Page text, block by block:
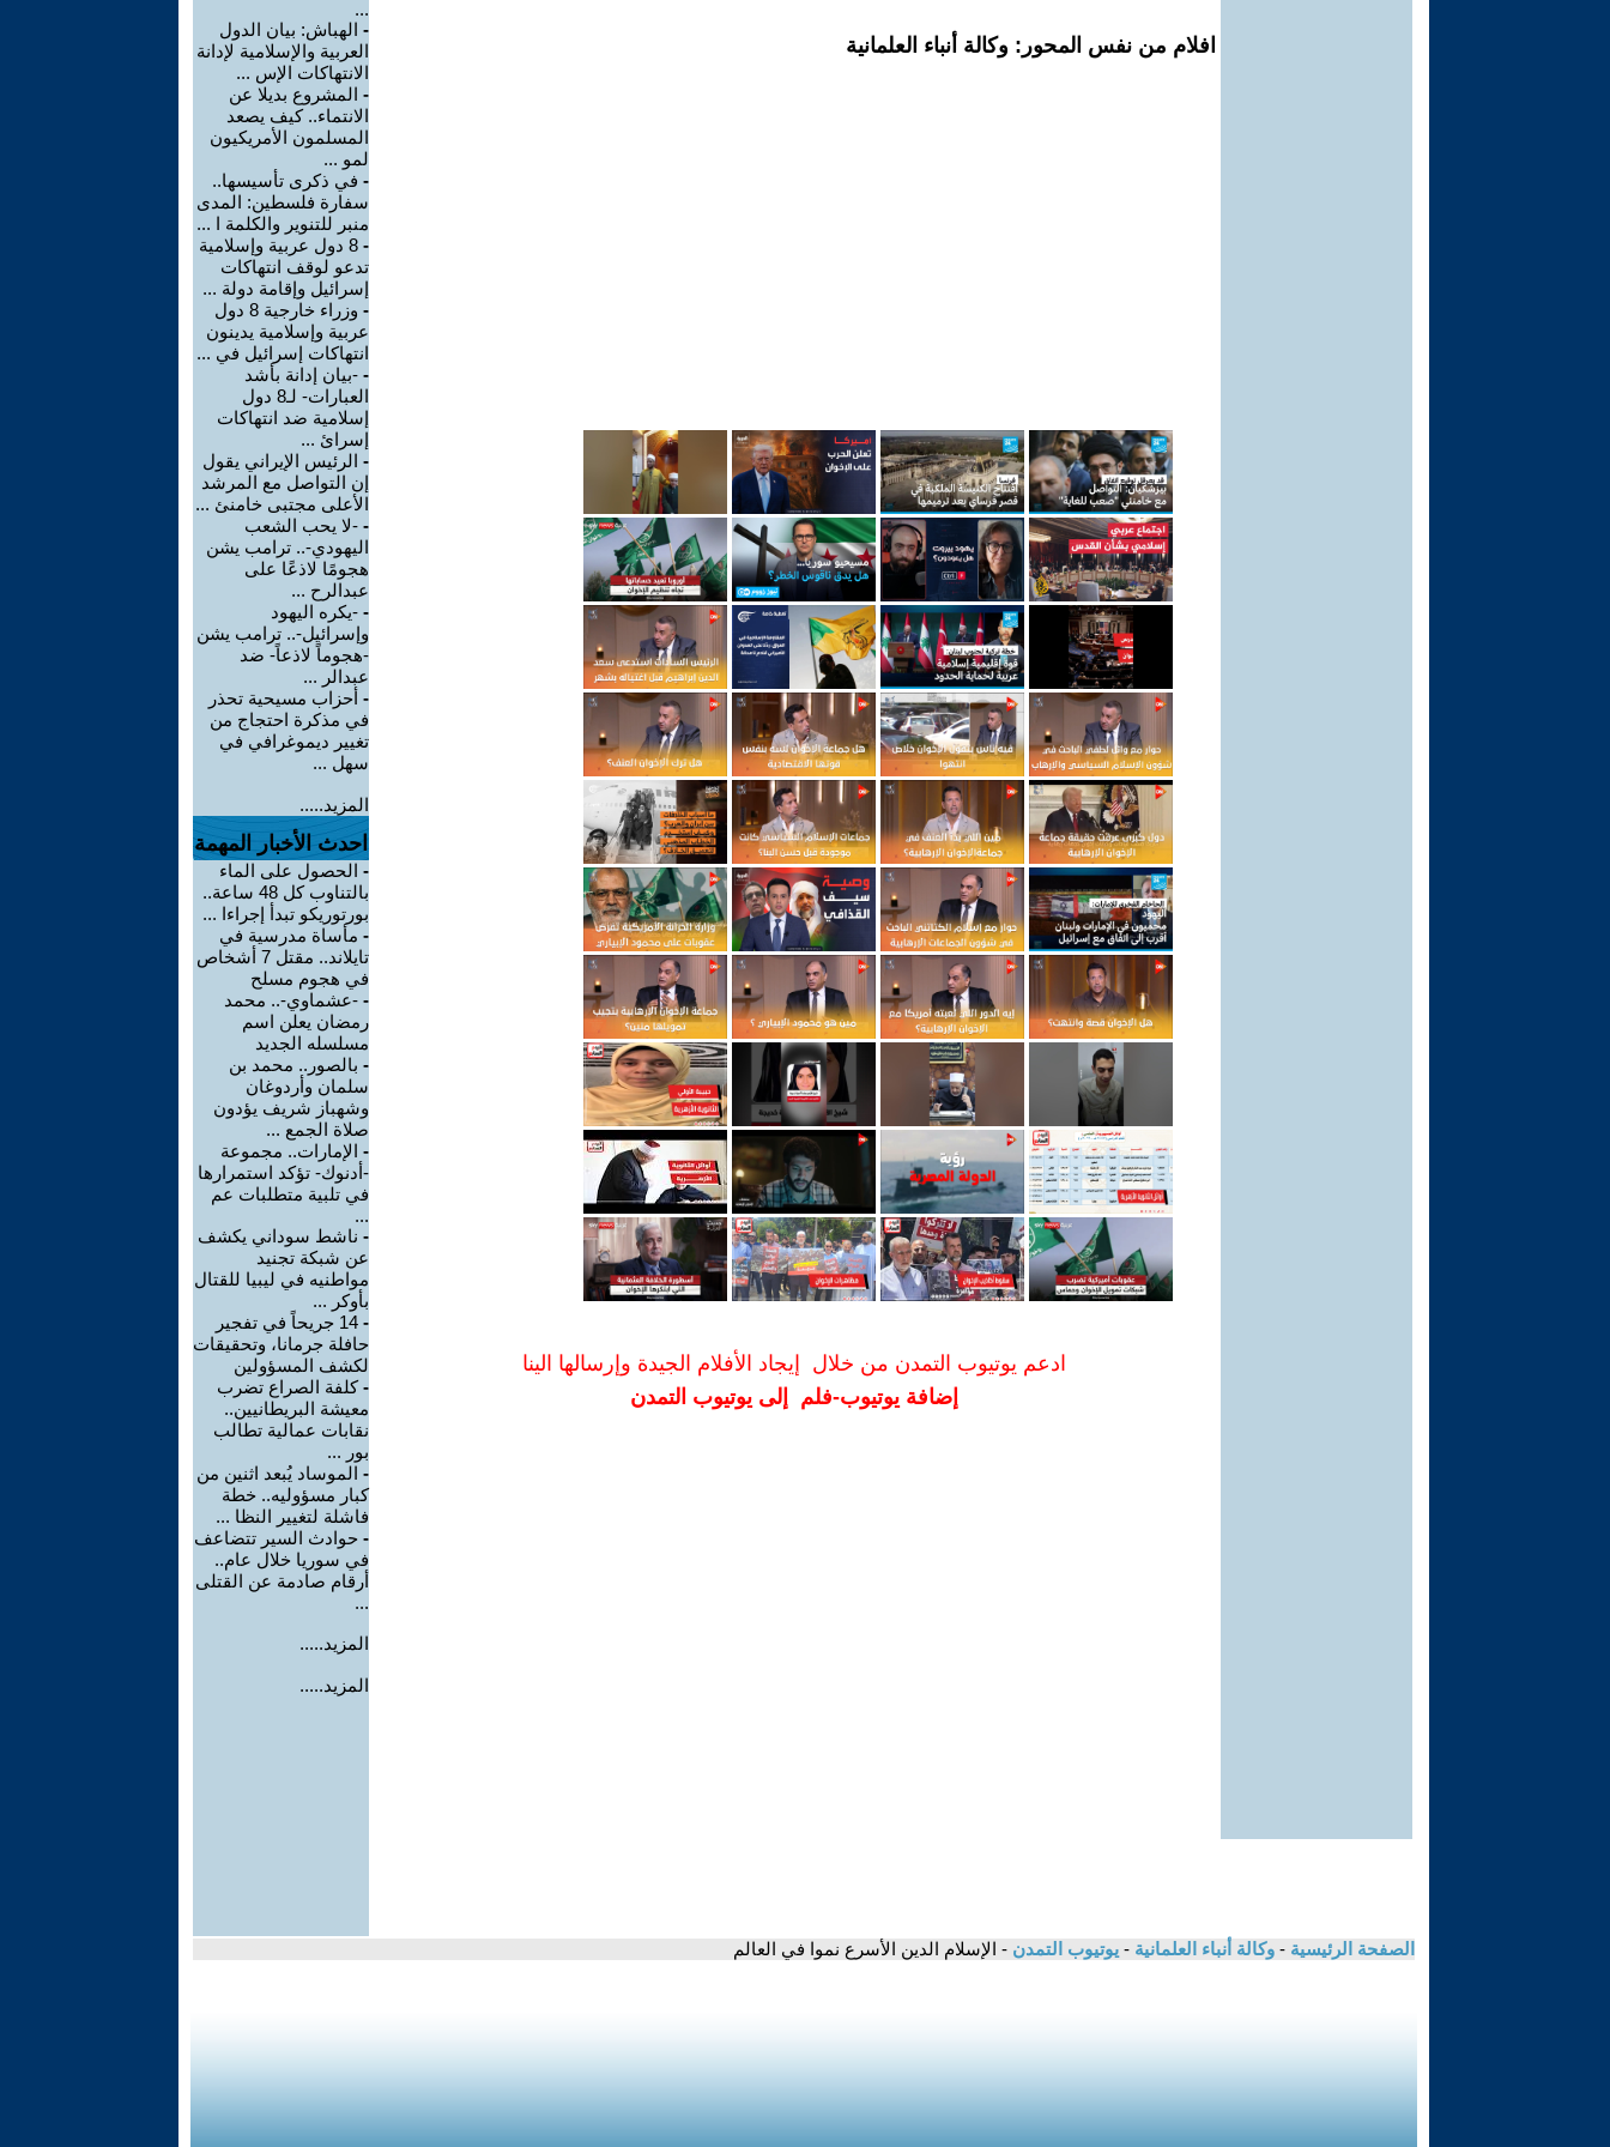
افلام من نفس المحور: وكالة أنباء العلمانية
ادعم يوتيوب التمدن من خلال إيجاد الأفلام الجيدة وإرسالها الينا
إضافة يوتيوب-فلم إلى يوتيوب التمدن
...
- الهباش: بيان الدول
العربية والإسلامية لإدانة
الانتهاكات الإس ...
- المشروع بديلا عن
الانتماء.. كيف يصعد
المسلمون الأمريكيون
لمو ...
- في ذكرى تأسيسها..
سفارة فلسطين: المدى
منبر للتنوير والكلمة ا ...
-
8 دول عربية وإسلامية
تدعو لوقف انتهاكات
إسرائيل وإقامة دولة ...
-
وزراء خارجية 8 دول
عربية وإسلامية يدينون
انتهاكات إسرائيل في ...
- -بيان إدانة بأشد
العبارات- لـ8 دول
إسلامية ضد انتهاكات
إسرائ ...
- الرئيس الإيراني يقول
إن التواصل مع المرشد
الأعلى مجتبى خامنئ ...
- -لا يحب الشعب
اليهودي-.. ترامب يشن
هجومًا لاذعًا على
عبدالرح ...
- -يكره اليهود
وإسرائيل-.. ترامب يشن
-هجوماً لاذعاً- ضد
عبدالر ...
- أحزاب مسيحية تحذر
في مذكرة احتجاج من
تغيير ديموغرافي في
سهل ...
المزيد.....
احدث الأخبار المهمة
- الحصول على الماء
بالتناوب كل 48 ساعة..
بورتوريكو تبدأ إجراءا ...
- مأساة مدرسية في
تايلاند.. مقتل 7 أشخاص
في هجوم مسلح
- -عشماوي-.. محمد
رمضان يعلن اسم
مسلسله الجديد
- بالصور.. محمد بن
سلمان وأردوغان
وشهباز شريف يؤدون
صلاة الجمع ...
- الإمارات.. مجموعة
-أدنوك- تؤكد استمرارها
في تلبية متطلبات عم
...
- ناشط سوداني يكشف
عن شبكة تجنيد
مواطنيه في ليبيا للقتال
بأوكر ...
-
14 جريحاً في تفجير
حافلة جرمانا، وتحقيقات
لكشف المسؤولين
-كلفة الصراع تضرب
معيشة البريطانيين..
نقابات عمالية تطالب
بور ...
- الموساد يُبعد اثنين من
كبار مسؤوليه.. خطة
فاشلة لتغيير النظا ...
- حوادث السير تتضاعف
في سوريا خلال عام..
أرقام صادمة عن القتلى
...
المزيد.....
المزيد.....
الصفحة الرئيسية - وكالة أنباء العلمانية - يوتيوب التمدن - الإسلام الدين الأسرع نموا في العالم